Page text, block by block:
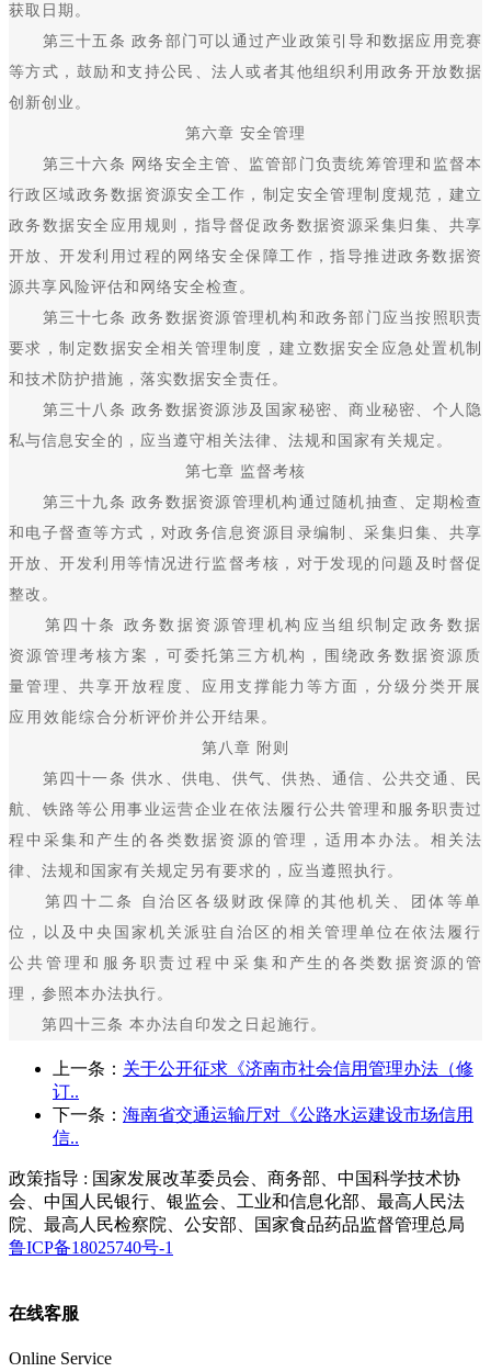
获取日期。
第三十五条 政务部门可以通过产业政策引导和数据应用竞赛
等方式，鼓励和支持公民、法人或者其他组织利用政务开放数据
创新创业。
第六章 安全管理
第三十六条 网络安全主管、监管部门负责统筹管理和监督本
行政区域政务数据资源安全工作，制定安全管理制度规范，建立
政务数据安全应用规则，指导督促政务数据资源采集归集、共享
开放、开发利用过程的网络安全保障工作，指导推进政务数据资
源共享风险评估和网络安全检查。
第三十七条 政务数据资源管理机构和政务部门应当按照职责
要求，制定数据安全相关管理制度，建立数据安全应急处置机制
和技术防护措施，落实数据安全责任。
第三十八条 政务数据资源涉及国家秘密、商业秘密、个人隐
私与信息安全的，应当遵守相关法律、法规和国家有关规定。
第七章 监督考核
第三十九条 政务数据资源管理机构通过随机抽查、定期检查
和电子督查等方式，对政务信息资源目录编制、采集归集、共享
开放、开发利用等情况进行监督考核，对于发现的问题及时督促
整改。
第四十条 政务数据资源管理机构应当组织制定政务数据
资源管理考核方案，可委托第三方机构，围绕政务数据资源质
量管理、共享开放程度、应用支撑能力等方面，分级分类开展
应用效能综合分析评价并公开结果。
第八章 附则
第四十一条 供水、供电、供气、供热、通信、公共交通、民
航、铁路等公用事业运营企业在依法履行公共管理和服务职责过
程中采集和产生的各类数据资源的管理，适用本办法。相关法
律、法规和国家有关规定另有要求的，应当遵照执行。
第四十二条 自治区各级财政保障的其他机关、团体等单
位，以及中央国家机关派驻自治区的相关管理单位在依法履行
公共管理和服务职责过程中采集和产生的各类数据资源的管
理，参照本办法执行。
第四十三条 本办法自印发之日起施行。
上一条： 关于公开征求《济南市社会信用管理办法（修
订..
下一条： 海南省交通运输厅对《公路水运建设市场信用
信..
政策指导 : 国家发展改革委员会、商务部、中国科学技术协
会、中国人民银行、银监会、工业和信息化部、最高人民法
院、最高人民检察院、公安部、国家食品药品监督管理总局
鲁ICP备18025740号-1
在线客服
Online Service